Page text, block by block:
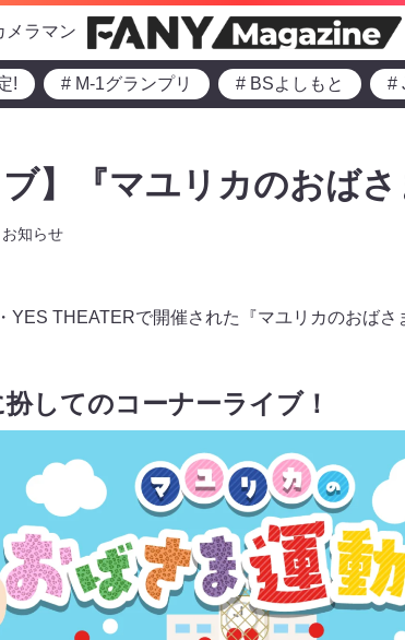
メラマン
! # M-1グランプリ # BSよしもと #
】『マユリカのおばさ
お知らせ
YES THEATERで開催された『マユリカのおばさ
してのコーナーライブ！